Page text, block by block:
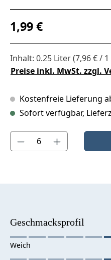
Regulärer Preis:
1,99 €
Inhalt: 0.25 Liter(7,96 € /
Preise inkl. MwSt. zzgl.
Kostenfreie Lieferung
Sofort verfügbar,
Produkt Anzahl: Gib den
Geschmacksprofil